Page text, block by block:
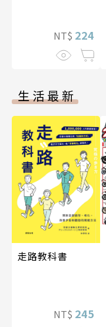
NT$ 224
生活最新
走路教科書
NT$ 245